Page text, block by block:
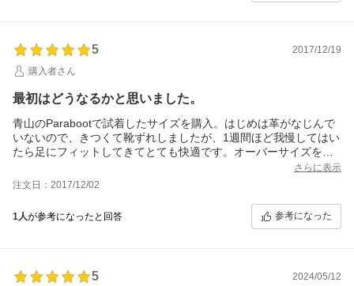
ランスはこれから出張靴としての活躍を予定しているので来週の
出張が楽しみです。厚手のソックスに５０１リジットなんてOFF
気分にも十分に対応してくれるし、ジャケパンのONでも足元のノ
ルウィージャン製法がうまくはずしてくれます。ブラックをチョ
イスしましたが。すでにブラウン購入も視野に入れています。
5
2017/12/19
購入者さん
最初はどうなるかと思いました。
青山のParabootで試着したサイズを購入。はじめは革がなじんで
いないので、きつくて靴ずれしましたが、1週間ほど我慢してはい
たら足にフィットしてきてとても快適です。オーバーサイズを買
っていたら、いまごろゆるゆるだったと思います。最初は靴擦れ
しないように、あらかじめ絆創膏で対策して短時間×回数で靴をな
さらに表示
注文日：2017/12/02
1人が参考になったと回答 参考になった
5
2024/05/12